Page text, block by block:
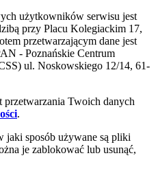
użytkowników serwisu jest
przy Placu Kolegiackim 17,
przetwarzającym dane jest
- Poznańskie Centrum
ul. Noskowskiego 12/14, 61-
przetwarzania Twoich danych
.
jaki sposób używane są pliki
je zablokować lub usunąć,